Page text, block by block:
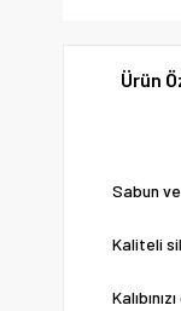
Ürün
Sabun
Kaliteli